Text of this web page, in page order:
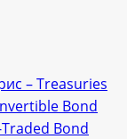
– Treasuries
Bond
Bond